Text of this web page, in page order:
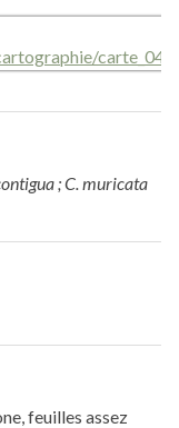
; C. muricata
feuilles assez